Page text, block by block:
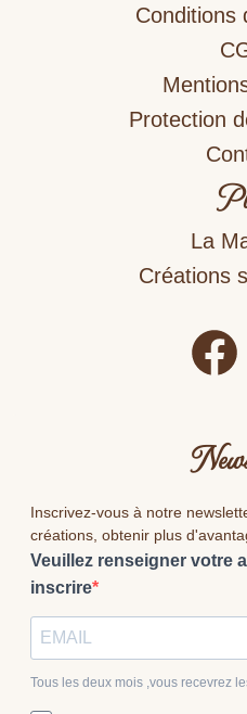
Inscrivez-vous à notre
créations, obtenir plus
Veuillez renseigner votre
inscrire
Tous les deux mois ,vous recevrez
Conditions
Protection
La
Créations